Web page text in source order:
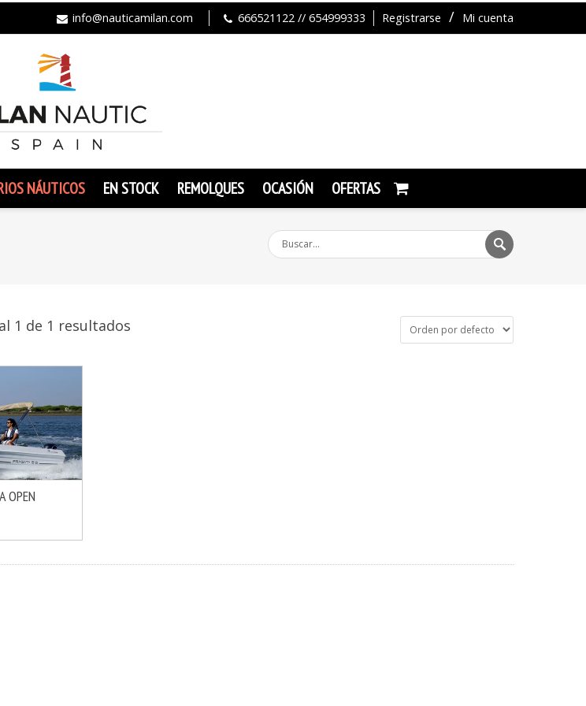
Registrarse Mi cuenta
info@nauticamilan.com 666521122 // 654999333
NÁUTICOS EN STOCK REMOLQUES OCASIÓN OFERTAS
1 de 1 resultados
OPEN